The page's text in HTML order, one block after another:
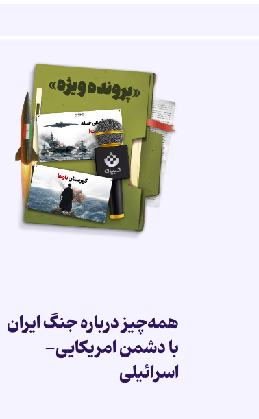
همه‌چیز درباره جنگ ایران
با دشمن امریکایی-
اسرائیلی